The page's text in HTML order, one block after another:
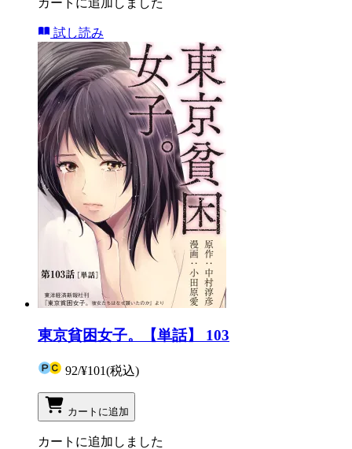
試し読み
東京貧困女子。【単話】 103
92/¥101(税込)
カートに追加
カートに追加しました